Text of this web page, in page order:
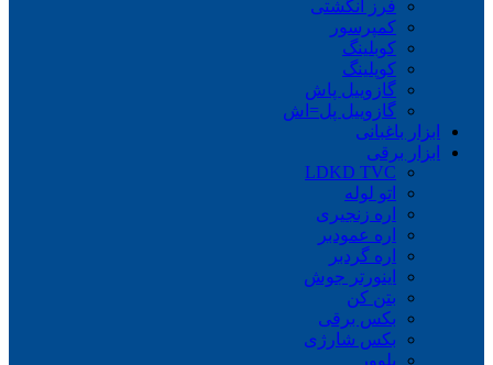
فرز انگشتی
کمپرسور
کوبلینگ
کوپلینگ
گازوییل پاش
گازوییل پل=اش
ابزار باغبانی
ابزار برقی
LDKD TVC
اتو لوله
اره زنجیری
اره عمودبر
اره گردبر
اینورتر جوش
بتن کن
بکس برقی
بکس شارژی
بلوور